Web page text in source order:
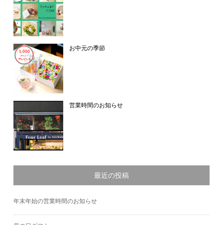
お中元の季節
営業時間のお知らせ
最近の投稿
年末年始の営業時間のお知らせ